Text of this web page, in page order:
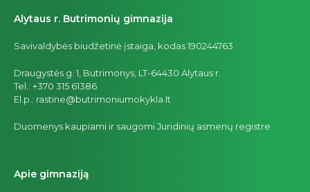
Alytaus r. Butrimonių gimnazija
Savivaldybės biudžetinė įstaiga, kodas 190244763
Draugystės g. 1, Butrimonys, LT-64430 Alytaus r.
Tel.: +370 315 61386
El.p.: rastine@butrimoniumokykla.lt
Duomenys kaupiami ir saugomi Juridinių asmenų registre
Apie gimnaziją